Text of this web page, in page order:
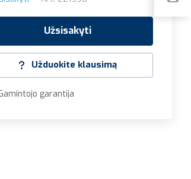
Užsisakyti
Užduokite klausimą
garantija